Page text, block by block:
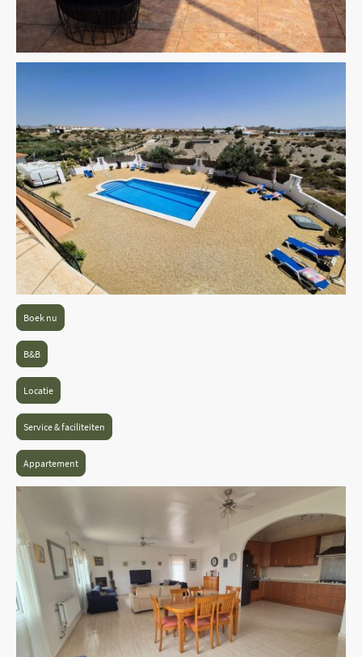
Boek nu
B&B
Locatie
Service & faciliteiten
Appartement